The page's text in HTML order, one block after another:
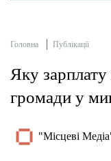
Головна Публікації
Яку
громади у
"Місцеві